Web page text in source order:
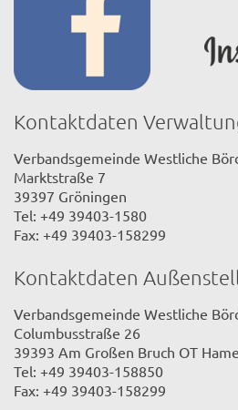
Kontaktdaten
Verbandsgemeinde Westliche
Marktstraße 7
39397 Gröningen
Tel: +49 39403-1580
Fax: +49 39403-158299
Kontaktdaten
Verbandsgemeinde Westliche
Columbusstraße 26
39393 Am Großen Bruch OT
Tel: +49 39403-158850
Fax: +49 39403-158299